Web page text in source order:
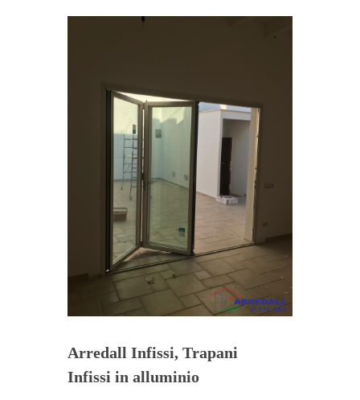
Arredall Infissi, Trapani
Infissi in alluminio